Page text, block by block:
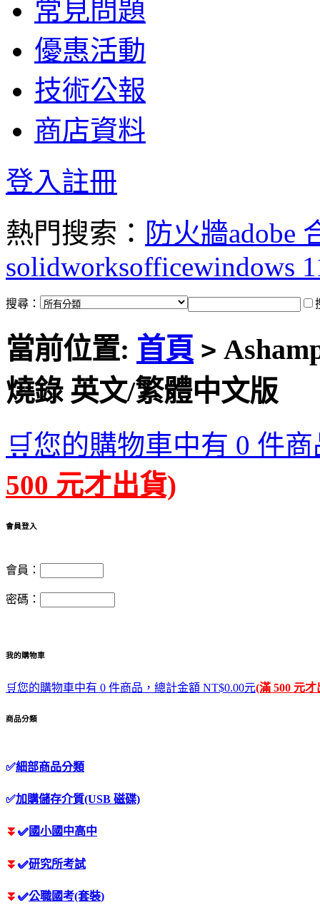
常見問題
優惠活動
技術公報
商店資料
登入註冊
熱門搜索： 防火牆adobe
solidworksofficewindows
搜尋：
當前位置: 首頁 >
燒錄 英文/繁體中文版
🛒您的購物車中有 0 件
500 元才出貨)
會員登入
會員：
密碼：
我的購物車
🛒您的購物車中有 0 件商品，總計金額 NT$0.00元(滿 500 元才
商品分類
✅細部商品分類
✅加購儲存介質(USB 磁碟)
⏬ ✅國小國中高中
⏬ ✅研究所考試
⏬ ✅公職國考(套裝)